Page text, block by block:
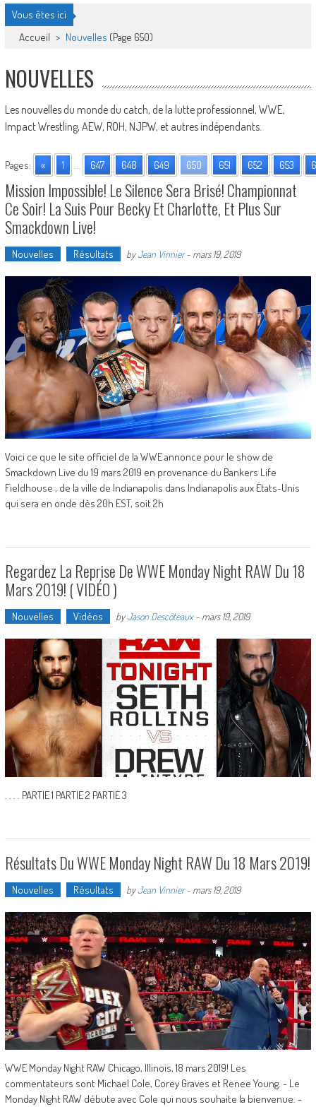
Vous êtes ici
Accueil > Nouvelles (Page 650)
NOUVELLES
Les nouvelles du monde du catch, de la lutte professionnel, WWE,
Impact Wrestling, AEW, ROH, NJPW, et autres indépendants.
Pages: « 1 ... 647 648 649 650 651 652 653
Mission Impossible! Le Silence Sera Brisé! Championnat
Ce Soir! La Suis Pour Becky Et Charlotte, Et Plus Sur
Smackdown Live!
Nouvelles Résultats byJean Vinnier- mars 19, 2019
Voici ce que le site officiel de la WWE annonce pour le show de
Smackdown Live du 19 mars 2019 en provenance du Bankers Life
Fieldhouse , de la ville de Indianapolis dans Indianapolis aux États-Unis
qui sera en onde dès 20h EST, soit 2h
Regardez La Reprise De WWE Monday Night RAW Du 18
Mars 2019! ( VIDÉO )
Nouvelles Vidéos byJason Descôteaux- mars 19, 2019
. . . . PARTIE 1 PARTIE 2 PARTIE 3
Résultats Du WWE Monday Night RAW Du 18 Mars 2019!
Nouvelles Résultats byJean Vinnier- mars 19, 2019
WWE Monday Night RAW Chicago, Illinois, 18 mars 2019! Les
commentateurs sont Michael Cole, Corey Graves et Renee Young. - Le
Monday Night RAW débute avec Cole qui nous souhaite la bienvenue. -